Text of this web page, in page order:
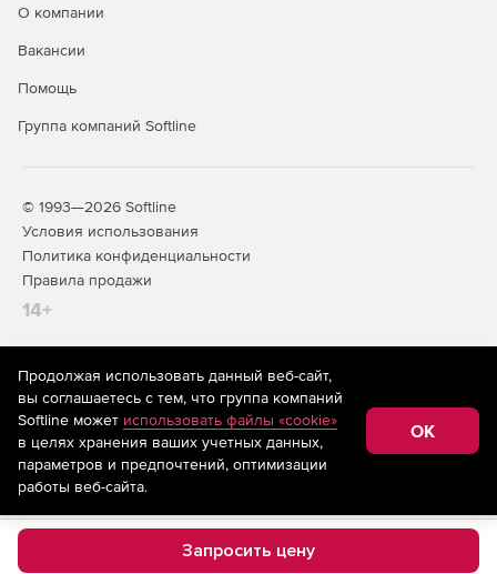
локальной сети.
Редакции ManageEngine OpUtils:
дополнительно включающий компоненты MAC IP List,
IP Address Manager, Rogue Detection, Switch Port
Mapper, Device Explorer, Device Scan, Config File
Manager и TFTP Server.
Запросить цену
О компании
Вакансии
Помощь
Группа компаний Softline
© 1993—2026 Softline
Условия использования
Политика конфиденциальности
Правила продажи
14+
На информационном ресурсе store.softline.ru применяются
рекомендательные технологии(информационные технологии
предоставления информации на основе сбора,
систематизации и анализа сведений, относящихся к
предпочтениям пользователей сети «Интернет»,
находящихся на территории Российской Федерации)
Продолжая использовать данный веб-сайт,
вы соглашаетесь с тем, что группа компаний
Softline может использовать файлы «cookie»
в целях хранения ваших учетных данных,
параметров и предпочтений, оптимизации
работы веб-сайта.
OK